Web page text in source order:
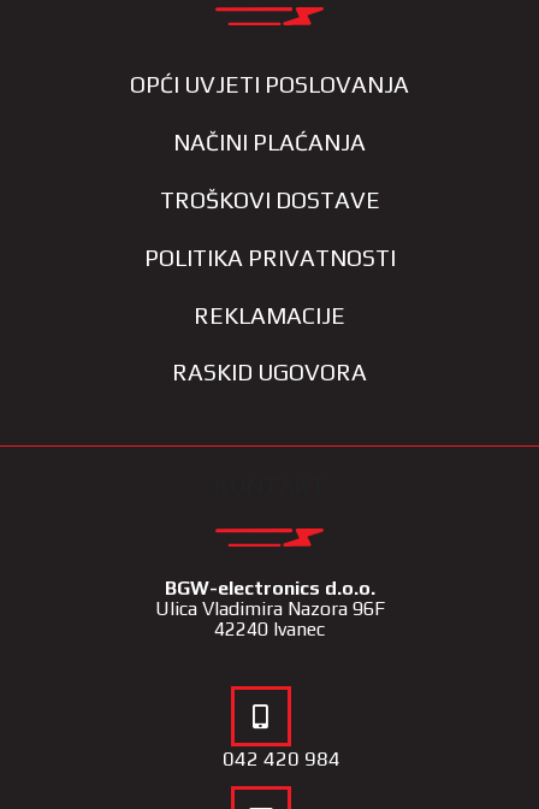
OPĆI UVJETI POSLOVANJA
NAČINI PLAĆANJA
TROŠKOVI DOSTAVE
POLITIKA PRIVATNOSTI
REKLAMACIJE
RASKID UGOVORA
BGW-electronics d.o.o.
Ulica Vladimira Nazora 96F
42240 Ivanec
042 420 984